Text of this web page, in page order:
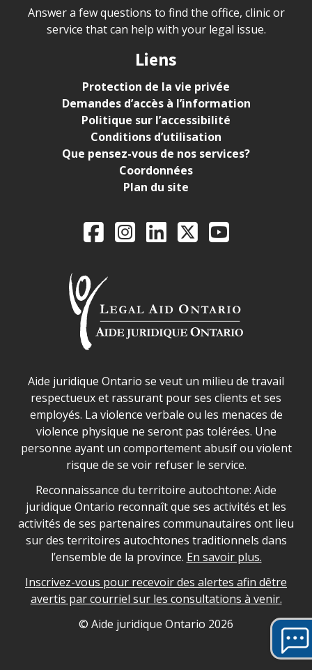
Answer a few questions to find the office, clinic or
service that can help with your legal issue.
Liens
Protection de la vie privée
Demandes d’accès à l’information
Politique sur l’accessibilité
Conditions d’utilisation
Que pensez-vous de nos services?
Coordonnées
Plan du site
Legal Aid Ontario
FacebookInstagram
LinkedIn
X YouTube
Déclaration sur la sécurité dans les locaux d'AJO.
Aide juridique Ontario se veut un milieu de travail
respectueux et rassurant pour ses clients et ses
employés. La violence verbale ou les menaces de
violence physique ne seront pas tolérées. Une
personne ayant un comportement abusif ou violent
risque de se voir refuser le service.
Legal Aid Ontario land acknowledgement
Reconnaissance du territoire autochtone: Aide
juridique Ontario reconnaît que ses activités et les
activités de ses partenaires communautaires ont lieu
sur des territoires autochtones traditionnels dans
l’ensemble de la province. En savoir plus.
Inscrivez-vous pour recevoir des alertes afin dêtre
avertis par courriel sur les consultations à venir.
Legal Aid Ontario copyright information
© Aide juridique Ontario 2026